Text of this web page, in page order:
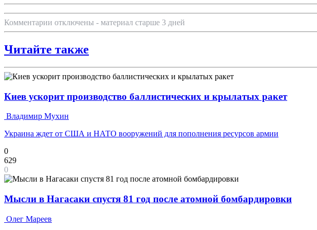
Комментарии отключены - материал старше 3 дней
Читайте также
Киев ускорит производство баллистических и крылатых ракет
Владимир Мухин
Украина ждет от США и НАТО вооружений для пополнения ресурсов армии
0
629
0
Мысли в Нагасаки спустя 81 год после атомной бомбардировки
Олег Мареев